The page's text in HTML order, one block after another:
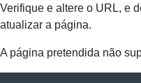
Verifique e altere o URL, e
atualizar a página.
A página pretendida não